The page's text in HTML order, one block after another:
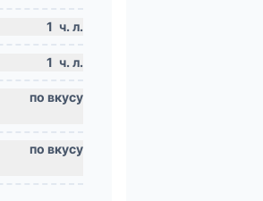
1 ч. л.
1 ч. л.